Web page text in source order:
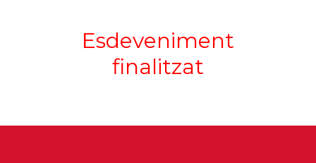
Esdeveniment
finalitzat